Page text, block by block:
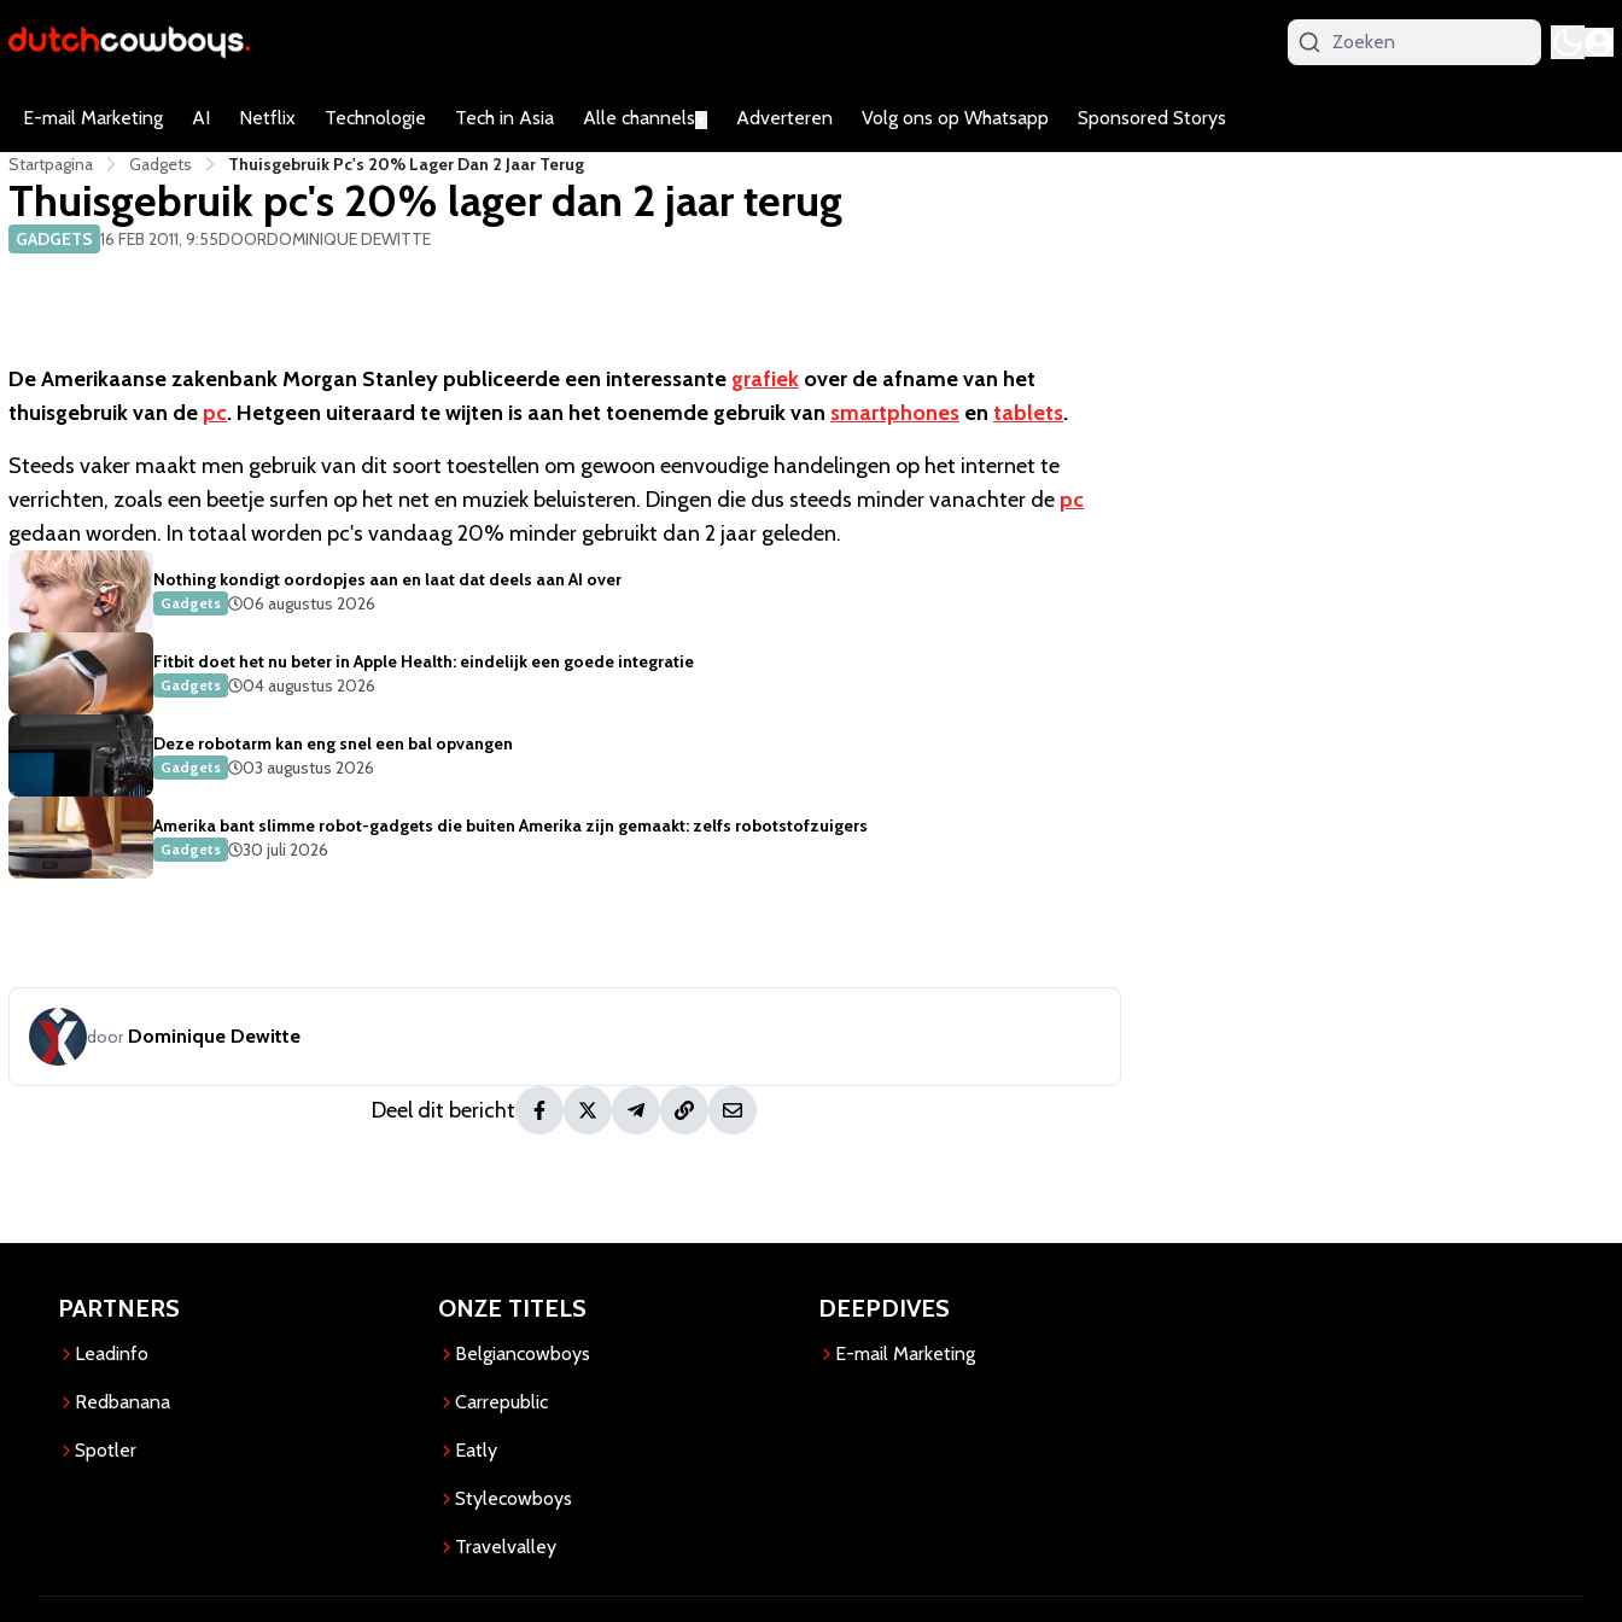
E-mail Marketing AI Netflix Technologie Tech in Asia Alle channels Adverteren Volg ons op Whatsapp Sponsored Storys
Startpagina Gadgets Thuisgebruik Pc's 20% Lager Dan 2 Jaar Terug
Thuisgebruik pc's 20% lager dan 2 jaar terug
GADGETS 16 FEB 2011, 9:55DOORDOMINIQUE DEWITTE
De Amerikaanse zakenbank Morgan Stanley publiceerde een interessante grafiek over de afname van het
thuisgebruik van de pc. Hetgeen uiteraard te wijten is aan het toenemde gebruik van smartphones en tablets.
Steeds vaker maakt men gebruik van dit soort toestellen om gewoon eenvoudige handelingen op het internet te
verrichten, zoals een beetje surfen op het net en muziek beluisteren. Dingen die dus steeds minder vanachter de pc
gedaan worden. In totaal worden pc's vandaag 20% minder gebruikt dan 2 jaar geleden.
Nothing kondigt oordopjes aan en laat dat deels aan AI over
Gadgets 06 augustus 2026
Fitbit doet het nu beter in Apple Health: eindelijk een goede integratie
Gadgets 04 augustus 2026
Deze robotarm kan eng snel een bal opvangen
Gadgets 03 augustus 2026
Amerika bant slimme robot-gadgets die buiten Amerika zijn gemaakt: zelfs robotstofzuigers
Gadgets 30 juli 2026
door Dominique Dewitte
Deel dit bericht
PARTNERS
Leadinfo
Redbanana
Spotler
ONZE TITELS
Belgiancowboys
Carrepublic
Eatly
Stylecowboys
Travelvalley
DEEPDIVES
E-mail Marketing